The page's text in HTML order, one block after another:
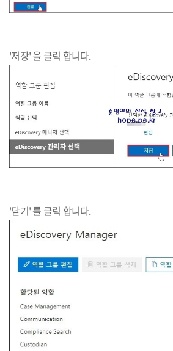
'저장' 을 클릭 합니다.
'닫기' 를 클릭 합니다.